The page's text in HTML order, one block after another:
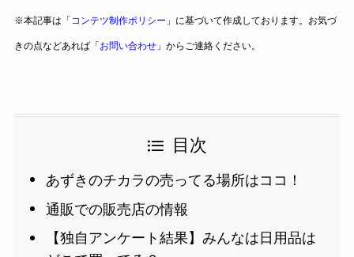
※本記事は「 コンテツ制作ポリシー 」に基づいて作成しております。お気づ
きの点などあれば「 お問い合わせ」からご連絡ください。
目次
あずきのチカラの売ってる場所はココ！
通販での販売店の情報
【独自アンケート結果】みんなは日用品は